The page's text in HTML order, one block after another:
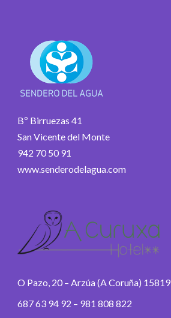
Bº Birruezas 41
San Vicente del Monte
942 70 50 91
www.senderodelagua.com
O Pazo, 20 – Arzúa (A Coruña) 15819
687 63 94 92 – 981 808 822